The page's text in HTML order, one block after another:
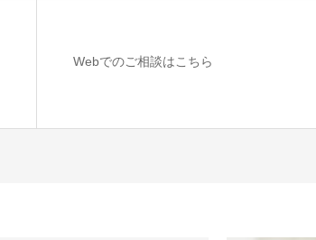
Webでのご相談はこちら